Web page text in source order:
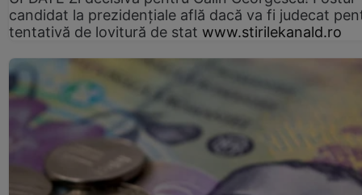
candidat la prezidențiale află dacă va fi judecat
tentativă de lovitură de stat www.stirilekanald.ro